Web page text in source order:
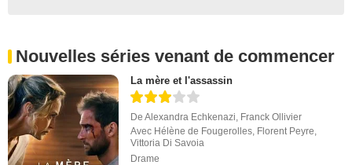
Nouvelles séries venant de commencer
La mère et l'assassin
DeAlexandra Echkenazi Franck Ollivier
Avec Hélène de Fougerolles Florent Peyre
Vittoria Di Savoia
Drame